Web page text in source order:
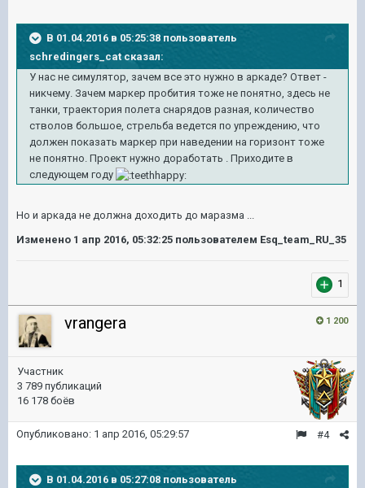
В 01.04.2016 в 05:25:38 пользователь
schredingers_cat сказал:
У нас не симулятор, зачем все это нужно в аркаде? Ответ -
никчему. Зачем маркер пробития тоже не понятно, здесь не
танки, траектория полета снарядов разная, количество
стволов большое, стрельба ведется по упреждению, что
должен показать маркер при наведении на горизонт тоже
не понятно. Проект нужно доработать . Приходите в
следующем году
Но и аркада не должна доходить до маразма ...
Изменено 1 апр 2016, 05:32:25 пользователем Esq_team_RU_35
1
1 200
vrangera
Участник
3 789 публикаций
16 178 боёв
#4
Опубликовано: 1 апр 2016, 05:29:57
В 01.04.2016 в 05:27:08 пользователь